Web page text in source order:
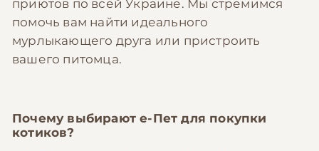
приютов по всей Украине. Мы стремимся
помочь вам найти идеального
мурлыкающего друга или пристроить
вашего питомца.
Почему выбираюте-Пет для покупки
котиков?